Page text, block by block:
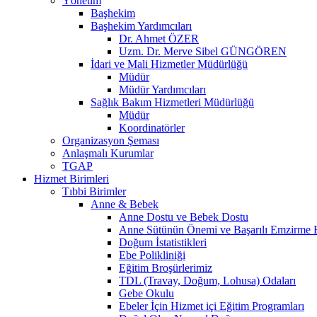
Başhekim
Başhekim Yardımcıları
Dr. Ahmet ÖZER
Uzm. Dr. Merve Sibel GÜNGÖREN
İdari ve Mali Hizmetler Müdürlüğü
Müdür
Müdür Yardımcıları
Sağlık Bakım Hizmetleri Müdürlüğü
Müdür
Koordinatörler
Organizasyon Şeması
Anlaşmalı Kurumlar
TGAP
Hizmet Birimleri
Tıbbi Birimler
Anne & Bebek
Anne Dostu ve Bebek Dostu
Anne Sütünün Önemi ve Başarılı Emzirme
Doğum İstatistikleri
Ebe Polikliniği
Eğitim Broşürlerimiz
TDL (Travay, Doğum, Lohusa) Odaları
Gebe Okulu
Ebeler İçin Hizmet içi Eğitim Programları